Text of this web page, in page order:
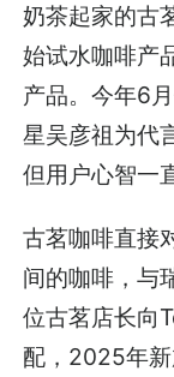
奶茶起家的古
始试水咖啡产
产品。今年6
星吴彦祖为代
但用户心智一
古茗咖啡直接
间的咖啡，与
位古茗店长向
配，2025年新